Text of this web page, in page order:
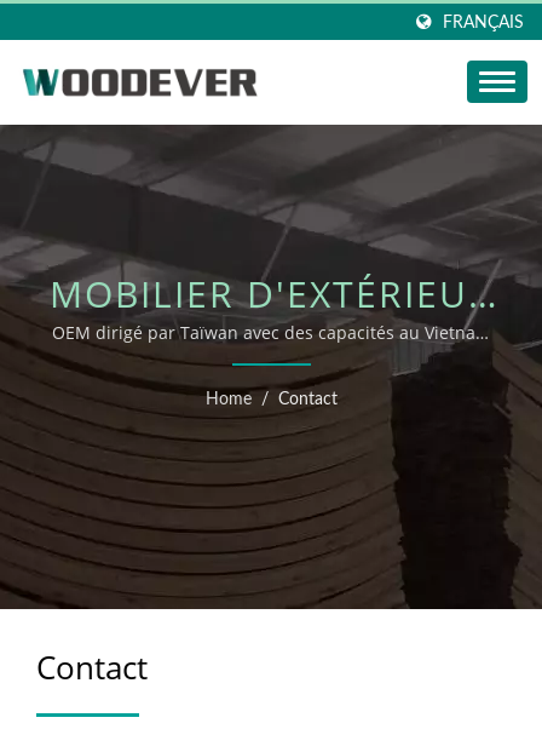
FRANÇAIS
MOBILIER D'EXTÉRIEUR
DURABLE POUR LE
COMMERCE DE DÉTAIL
ET L'HOSPITALITÉ –
WOODEVER
OEM dirigé par Taïwan avec des capacités au Vietnam
et en Chine – WOODEVER
Home / Contact
Contact